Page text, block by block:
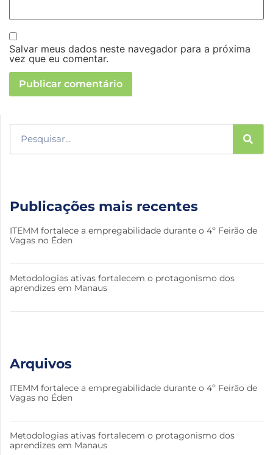
Salvar meus dados neste navegador para a próxima
vez que eu comentar.
Publicações mais recentes
ITEMM fortalece a empregabilidade durante o 4º Feirão de
Vagas no Éden
Metodologias ativas fortalecem o protagonismo dos
aprendizes em Manaus
Arquivos
ITEMM fortalece a empregabilidade durante o 4º Feirão de
Vagas no Éden
Metodologias ativas fortalecem o protagonismo dos
aprendizes em Manaus